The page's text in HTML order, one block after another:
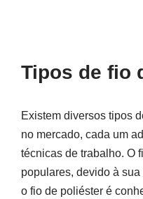
Tipos de fio
Existem diversos tipos
no mercado, cada um
técnicas de trabalho. O
populares, devido à
o fio de poliéster é